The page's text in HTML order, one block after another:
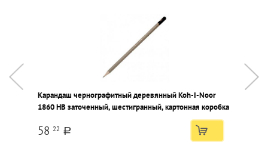
Карандаш чернографитный деревянный Koh-I-Noor
1860 НВ заточенный, шестигранный, картонная коробка
58 22 a